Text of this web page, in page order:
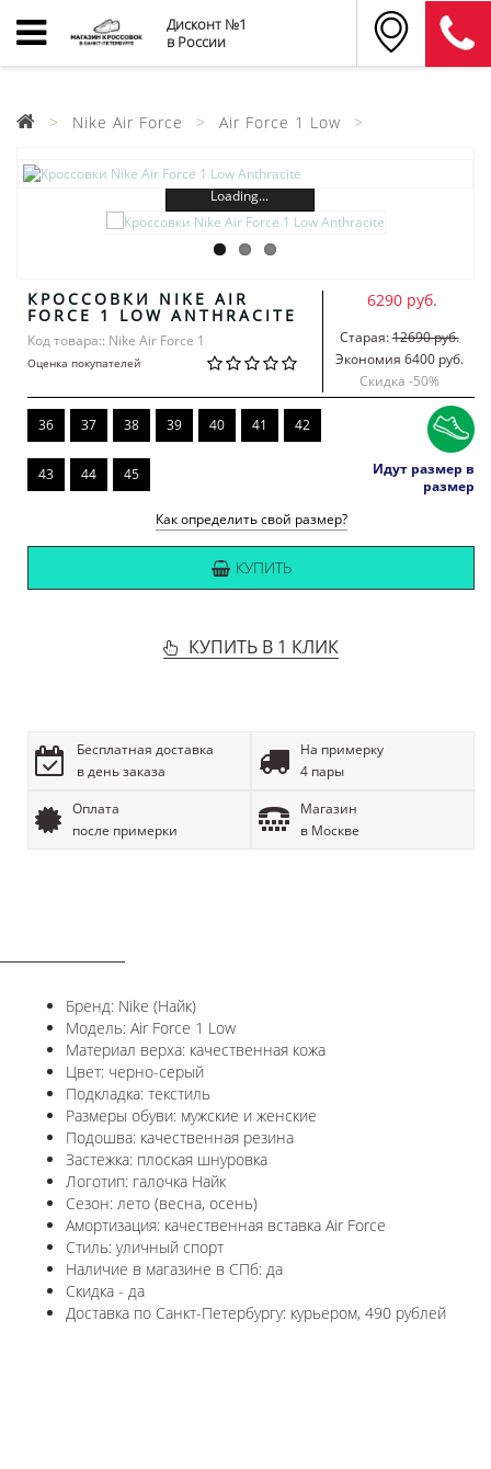
Дисконт №1
в России
Nike Air Force Air Force 1 Low
Loading...
КРОССОВКИ NIKE AIR
FORCE 1 LOW ANTHRACITE
Код товара:: Nike Air Force 1
Оценка покупателей
6290 руб.
Старая:12690 руб.
Экономия 6400 руб.
Скидка -50%
36 37 38 39 40 41 42
43 44 45
Идут размер в
размер
Как определить свой размер?
КУПИТЬ
КУПИТЬ В 1 КЛИК
Бесплатная доставка
в день заказа
На примерку
4 пары
Оплата
после примерки
Магазин
в Москве
Бренд: Nike (Найк)
Модель: Air Force 1 Low
Материал верха: качественная кожа
Цвет: черно-серый
Подкладка: текстиль
Размеры обуви: мужские и женские
Подошва: качественная резина
Застежка: плоская шнуровка
Логотип: галочка Найк
Сезон: лето (весна, осень)
Амортизация: качественная вставка Air Force
Стиль: уличный спорт
Наличие в магазине в СПб: да
Скидка - да
Доставка по Санкт-Петербургу: курьером, 490 рублей